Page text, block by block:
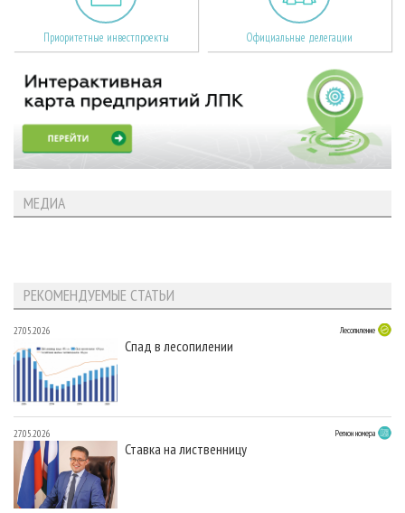
Приоритетные инвестпроекты Официальные делегации
МЕДИА
РЕКОМЕНДУЕМЫЕ СТАТЬИ
27.05.2026 Лесопиление
Спад в лесопилении
27.05.2026 Регион номера
Ставка на лиственницу